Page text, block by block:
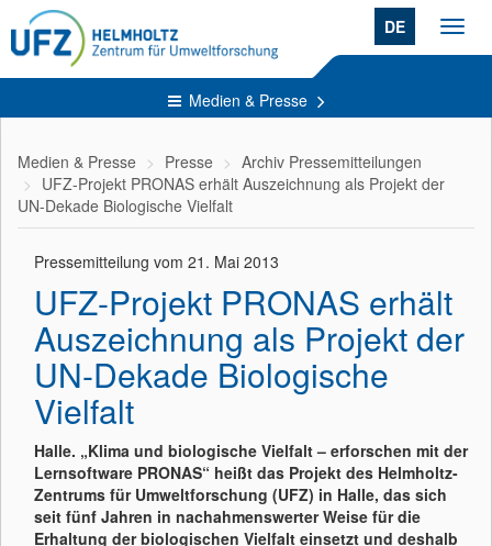
DE
Medien & Presse
Medien & Presse Presse
Archiv Pressemitteilungen
UFZ-Projekt PRONAS erhält Auszeichnung als Projekt der
UN-Dekade Biologische Vielfalt
Pressemitteilung vom 21. Mai 2013
UFZ-Projekt PRONAS erhält
Auszeichnung als Projekt der
UN-Dekade Biologische
Vielfalt
Halle. „Klima und biologische Vielfalt – erforschen mit der
Lernsoftware PRONAS“ heißt das Projekt des Helmholtz-
Zentrums für Umweltforschung (UFZ) in Halle, das sich
seit fünf Jahren in nachahmenswerter Weise für die
Erhaltung der biologischen Vielfalt einsetzt und deshalb